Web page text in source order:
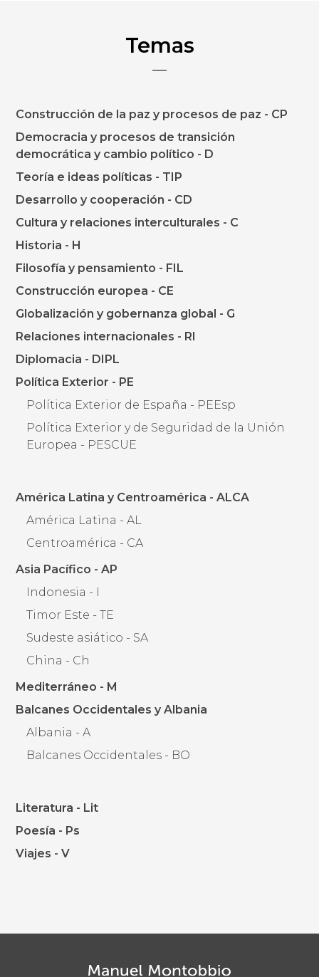
Temas
Construcción de la paz y procesos de paz - CP
Democracia y procesos de transición
democrática y cambio político - D
Teoría e ideas políticas - TIP
Desarrollo y cooperación - CD
Cultura y relaciones interculturales - C
Historia - H
Filosofía y pensamiento - FIL
Construcción europea - CE
Globalización y gobernanza global - G
Relaciones internacionales - RI
Diplomacia - DIPL
Política Exterior - PE
Política Exterior de España - PEEsp
Política Exterior y de Seguridad de la Unión
Europea - PESCUE
América Latina y Centroamérica - ALCA
América Latina - AL
Centroamérica - CA
Asia Pacífico - AP
Indonesia - I
Timor Este - TE
Sudeste asiático - SA
China - Ch
Mediterráneo - M
Balcanes Occidentales y Albania
Albania - A
Balcanes Occidentales - BO
Literatura - Lit
Poesía - Ps
Viajes - V